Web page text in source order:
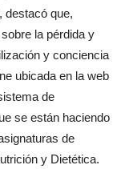
destacó que,
la pérdida y
y conciencia
ubicada en la web
de
se están haciendo
de
y Dietética.